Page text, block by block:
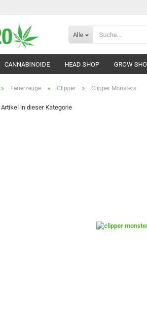
Alle
CANNABINOIDE HEAD SHOP GROW
» Feuerzeuge » Clipper » Clipper Monsters
Artikel in dieser Kategorie